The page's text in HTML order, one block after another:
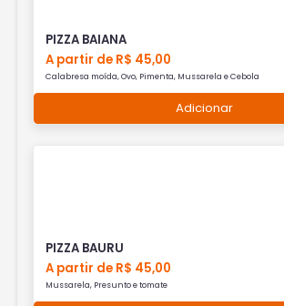
PIZZA BAIANA
A partir de R$ 45,00
Calabresa moída, Ovo, Pimenta, Mussarela e Cebola
Adicionar
PIZZA BAURU
A partir de R$ 45,00
Mussarela, Presunto e tomate